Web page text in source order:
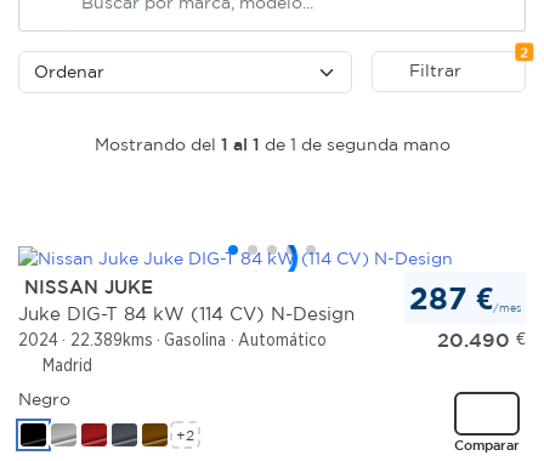
Filtrar
2
Mostrando del 1 al 1 de 1 de segunda mano
NISSAN JUKE
Juke DIG-T 84 kW (114 CV) N-Design
2024 22.389kms Gasolina
Automático
Madrid
287 €/mes
20.490 €
Comparar
Negro
+2